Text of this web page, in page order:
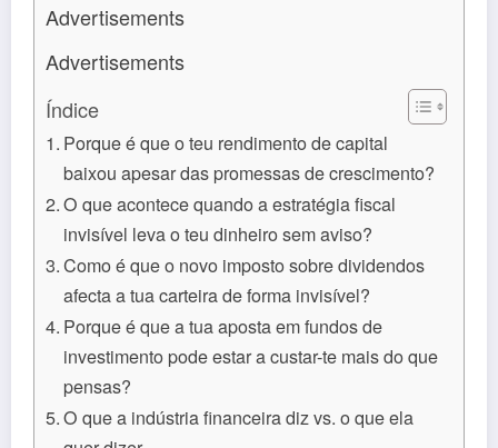
Advertisements
Advertisements
Índice
Porque é que o teu rendimento de capital
baixou apesar das promessas de crescimento?
O que acontece quando a estratégia fiscal
invisível leva o teu dinheiro sem aviso?
Como é que o novo imposto sobre dividendos
afecta a tua carteira de forma invisível?
Porque é que a tua aposta em fundos de
investimento pode estar a custar-te mais do que
pensas?
O que a indústria financeira diz vs. o que ela